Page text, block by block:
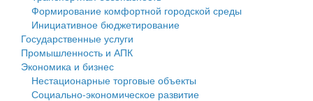
Государственные услуги
Промышленность и АПК
Экономика и бизнес
Символика
Устав
Гостям округа
муниципального округа Тверской области
Администрация Кашинского муниципального округа
Тверской области
Финансовое управление
Бюджет для граждан
Имущество
Формирование комфортной городской среды
Инициативное бюджетирование
Государственные услуги
Промышленность и АПК
Экономика и бизнес
Нестационарные торговые объекты
Социально-экономическое развитие